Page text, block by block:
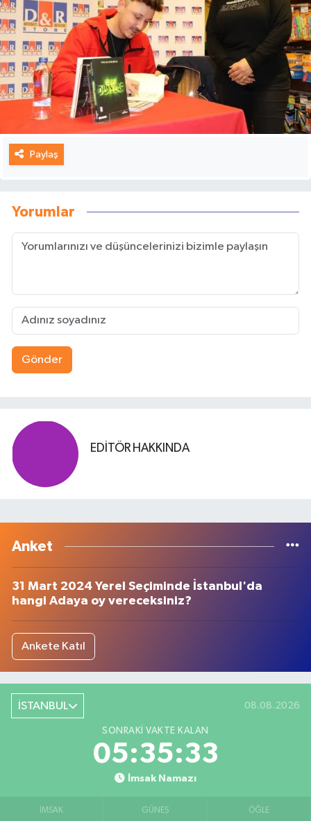
Paylaş
Yorumlar
Gönder
EDITÖR HAKKINDA
Anket
31 Mart 2024 Yerel Seçiminde İstanbul'da
hangi Adaya oy vereceksiniz?
Ankete Katıl
İSTANBUL 08.08.2026
SONRAKI VAKTE KALAN
05:35:31
İmsak Namazı
İMSAK GÜNEŞ ÖĞLE